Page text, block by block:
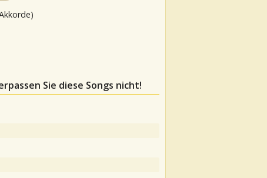
Sie diese Songs nicht!